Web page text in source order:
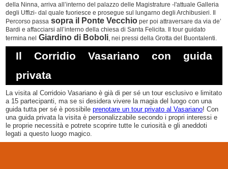
della Ninna, arriva all’interno del palazzo delle Magistrature -l'attuale Galleria
degli Uffizi- dal quale fuoriesce e prosegue sul lungarno degli Archibusieri. Il
Percorso passa sopra il Ponte Vecchio per poi attraversare da via de’
Bardi e affacciarsi all’interno della chiesa di Santa Felicita. Iltour guidato
termina nel Giardino di Boboli, nei pressi della Grotta del Buontalenti.
Il Corridio Vasariano con guida
privata
La visita al Corridoio Vasariano è già di per sé un tour esclusivo e limitato
a 15 partecipanti, ma se si desidera vivere la magia del luogo con una
guida tutta per sé è possibileprenotare un tour privato al Vasariano! Con
una guida privata la visita è personalizzabile secondo i propri interessi e
le proprie necessità e potrete scoprire tutte le curiosità e gli aneddoti
legati a questo luogo magico.